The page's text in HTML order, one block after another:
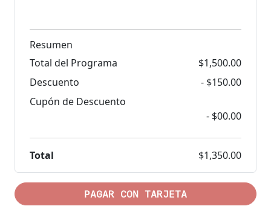
Resumen
Total del Programa
$1,500.00
Descuento
- $150.00
Cupón de Descuento
- $00.00
Total $1,350.00
PAGAR CON TARJETA